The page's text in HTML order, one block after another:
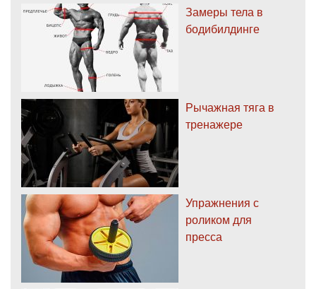
Замеры тела в
бодибилдинге
Рычажная тяга в
тренажере
Упражнения с
роликом для
пресса